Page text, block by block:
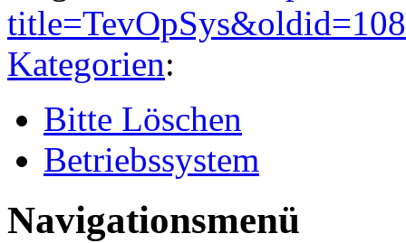
Kategorien:
Bitte Löschen
Betriebssystem
Navigationsmenü